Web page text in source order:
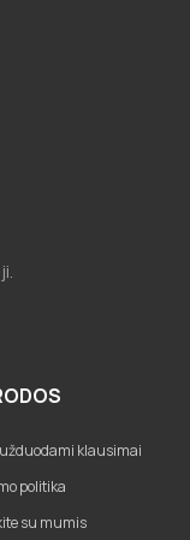
klausimai
politika
su mumis